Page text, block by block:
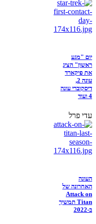
יום "מגע
ראשון" הציג
את פיקארד
עונה 2,
דיסקוברי עונה
4 ועוד
עדי פרל
העונה
האחרונה של
Attack on
Titan תמשיך
ב-2022